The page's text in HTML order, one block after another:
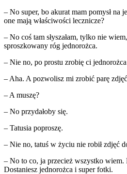
– No super, bo akurat mam pomysł na
one mają właściwości lecznicze?
– No coś tam słyszałam, tylko nie
sproszkowany róg jednorożca.
– Nie no, po prostu zrobię ci
– Aha. A pozwolisz mi zrobić parę
– A muszę?
– No przydałoby się.
– Tatusia poproszę.
– Nie no, tatuś w życiu nie robił zdjęć
– No to co, ja przecież wszystko wiem.
Dostaniesz jednorożca i super fotki.